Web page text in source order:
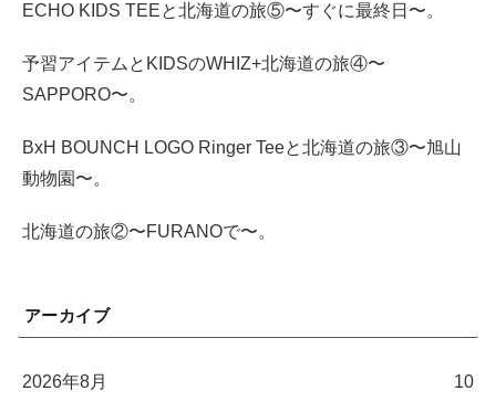
ECHO KIDS TEEと北海道の旅⑤〜すぐに最終日〜。
予習アイテムとKIDSのWHIZ+北海道の旅④〜
SAPPORO〜。
BxH BOUNCH LOGO Ringer Teeと北海道の旅③〜旭山
動物園〜。
北海道の旅②〜FURANOで〜。
アーカイブ
2026年8月 10